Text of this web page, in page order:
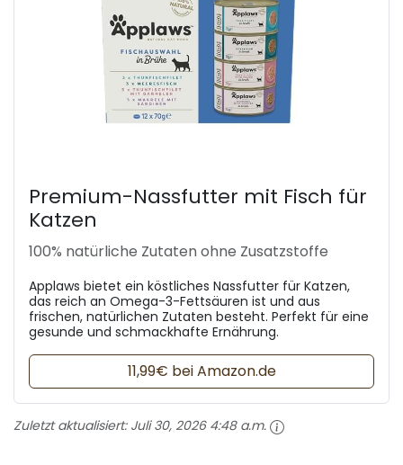
Premium-Nassfutter mit Fisch für
Katzen
100% natürliche Zutaten ohne Zusatzstoffe
Applaws bietet ein köstliches Nassfutter für Katzen,
das reich an Omega-3-Fettsäuren ist und aus
frischen, natürlichen Zutaten besteht. Perfekt für eine
gesunde und schmackhafte Ernährung.
11,99€ bei Amazon.de
Zuletzt aktualisiert: Juli 30, 2026 4:48 a.m.